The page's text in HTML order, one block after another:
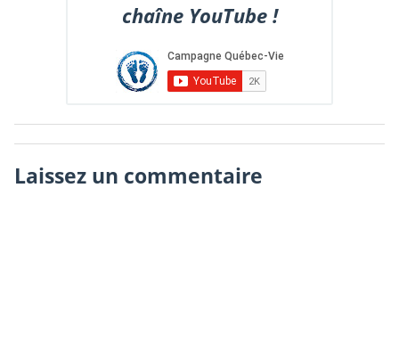
chaîne YouTube !
Laissez un commentaire